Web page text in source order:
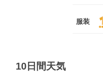
服装
10日間天気